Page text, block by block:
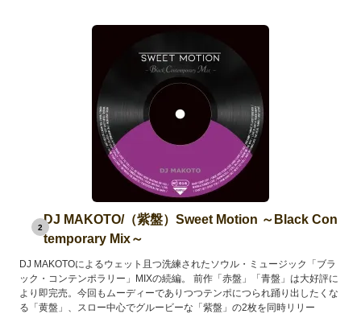
2
DJ MAKOTO/（紫盤）Sweet Motion ～Black Con
temporary Mix～
DJ MAKOTOによるウェット且つ洗練されたソウル・ミュージック「ブラ
ック・コンテンポラリー」MIXの続編。 前作「赤盤」「青盤」は大好評に
より即完売。今回もムーディーでありつつテンポにつられ踊り出したくな
る「黄盤」、スロー中心でグルービーな「紫盤」の2枚を同時リリー